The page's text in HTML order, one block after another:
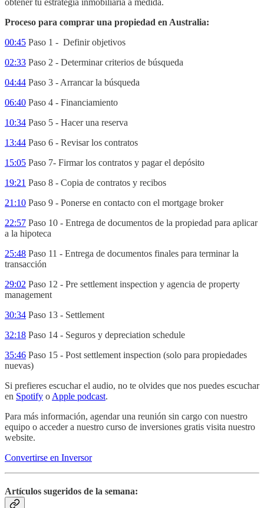
Proceso para comprar una propiedad en Australia:
00:45 Paso 1 - Definir objetivos
02:33 Paso 2 - Determinar criterios de búsqueda
04:44 Paso 3 - Arrancar la búsqueda
06:40 Paso 4 - Financiamiento
10:34 Paso 5 - Hacer una reserva
13:44 Paso 6 - Revisar los contratos
15:05 Paso 7- Firmar los contratos y pagar el depósito
19:21 Paso 8 - Copia de contratos y recibos
21:10 Paso 9 - Ponerse en contacto con el mortgage broker
22:57 Paso 10 - Entrega de documentos de la propiedad para aplicar
a la hipoteca
25:48 Paso 11 - Entrega de documentos finales para terminar la
transacción
29:02 Paso 12 - Pre settlement inspection y agencia de property
management
30:34 Paso 13 - Settlement
32:18 Paso 14 - Seguros y depreciation schedule
35:46 Paso 15 - Post settlement inspection (solo para propiedades
nuevas)
Si prefieres escuchar el audio, no te olvides que nos puedes escuchar
en Spotify o Apple podcast.
Para más información, agendar una reunión sin cargo con nuestro
equipo o acceder a nuestro curso de inversiones gratis visita nuestro
website.
Convertirse en Inversor
Artículos sugeridos de la semana: